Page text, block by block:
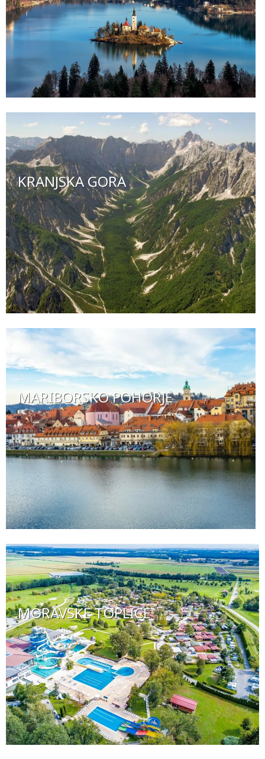
KRANJSKA GORA
MARIBORSKO POHORJE
MORAVSKE TOPLICE